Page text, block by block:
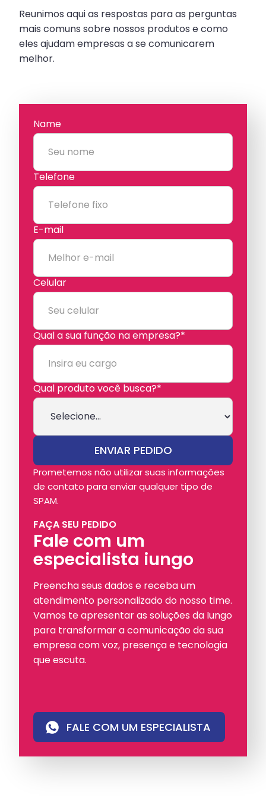
Reunimos aqui as respostas para as perguntas
mais comuns sobre nossos produtos e como
eles ajudam empresas a se comunicarem
melhor.
FAÇA SEU PEDIDO
Fale com um
especialista iungo
Preencha seus dados e receba um
atendimento personalizado do nosso time.
Vamos te apresentar as soluções da Iungo
para transformar a comunicação da sua
empresa com voz, presença e tecnologia
que escuta.
FALE COM UM ESPECIALISTA
Name
Telefone
E-mail
Celular
Qual a sua função na empresa?*
Qual produto você busca?*
Prometemos não utilizar suas informações
de contato para enviar qualquer tipo de
SPAM.